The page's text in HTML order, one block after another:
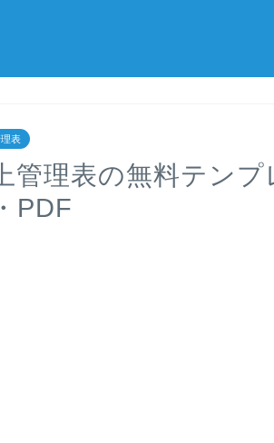
表
管理表の無料テン
PDF